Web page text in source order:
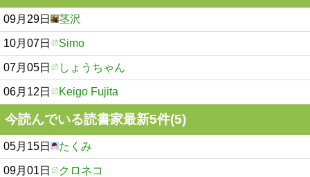
09月29日 茎沢
10月07日 Simo
07月05日 しょうちゃん
06月12日 Keigo Fujita
今読んでいる読書家最新5件(5)
05月15日 たくみ
09月01日 クロネコ